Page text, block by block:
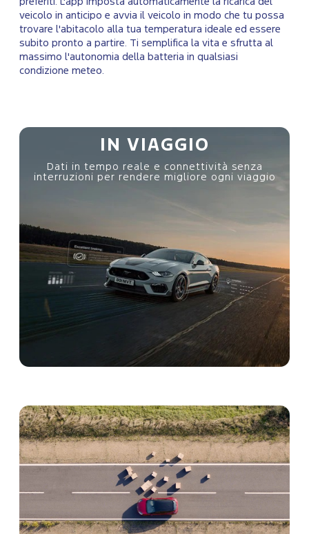
veicolo in anticipo e avvia il veicolo in modo che tu possa
trovare l'abitacolo alla tua temperatura ideale ed essere
subito pronto a partire. Ti semplifica la vita e sfrutta al
massimo l'autonomia della batteria in qualsiasi
condizione meteo.
IN VIAGGIO
Dati in tempo reale e connettività senza
interruzioni per rendere migliore ogni viaggio